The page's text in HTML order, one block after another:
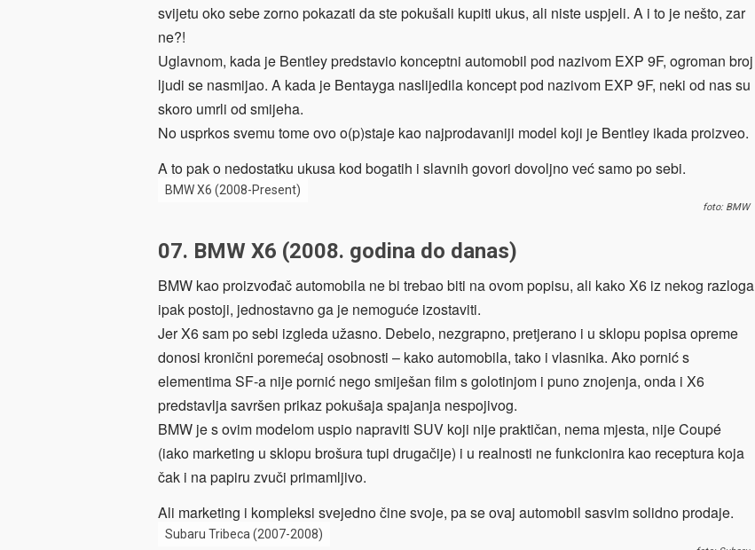
svijetu oko sebe zorno pokazati da ste pokušali kupiti ukus, ali niste uspjeli. A i to je nešto, zar
ne?!
Uglavnom, kada je Bentley predstavio konceptni automobil pod nazivom EXP 9F, ogroman broj
ljudi se nasmijao. A kada je Bentayga naslijedila koncept pod nazivom EXP 9F, neki od nas su
skoro umrli od smijeha.
No usprkos svemu tome ovo o(p)staje kao najprodavaniji model koji je Bentley ikada proizveo.
A to pak o nedostatku ukusa kod bogatih i slavnih govori dovoljno već samo po sebi.
BMW X6 (2008-Present)
foto: BMW
07. BMW X6 (2008. godina do danas)
BMW kao proizvođač automobila ne bi trebao biti na ovom popisu, ali kako X6 iz nekog razloga
ipak postoji, jednostavno ga je nemoguće izostaviti.
Jer X6 sam po sebi izgleda užasno. Debelo, nezgrapno, pretjerano i u sklopu popisa opreme
donosi kronični poremećaj osobnosti – kako automobila, tako i vlasnika. Ako pornić s
elementima SF-a nije pornić nego smiješan film s golotinjom i puno znojenja, onda i X6
predstavlja savršen prikaz pokušaja spajanja nespojivog.
BMW je s ovim modelom uspio napraviti SUV koji nije praktičan, nema mjesta, nije Coupé
(iako marketing u sklopu brošura tupi drugačije) i u realnosti ne funkcionira kao receptura koja
čak i na papiru zvuči primamljivo.
Ali marketing i kompleksi svejedno čine svoje, pa se ovaj automobil sasvim solidno prodaje.
Subaru Tribeca (2007-2008)